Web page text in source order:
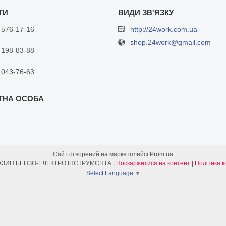
17-16
83-88
76-63
http://24work.com.ua
shop.24work@gmail.com
Сайт створений на маркетплейсі Prom.ua
ІНТЕРНЕТ МАГАЗИН БЕНЗО-ЕЛЕКТРО ІНСТРУМЄНТА | Поскаржитися на контент | Політика
Select Language ▼